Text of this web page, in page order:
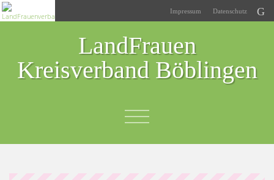
Impressum Datenschutz
LandFrauen
Kreisverband Böblingen